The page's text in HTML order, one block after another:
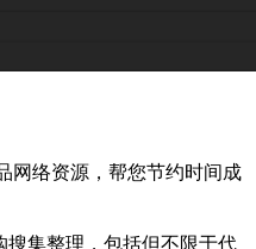
网络资源，帮您节约时间成
搜集整理，包括但不限于代